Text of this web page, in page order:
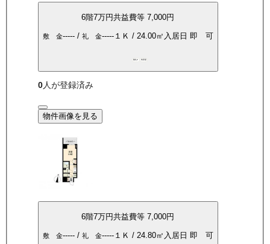
6階7万円共益費等 7,000円
敷 金-----/ 礼 金-----１Ｋ / 24.00㎡ 入居日 即 可
敷礼0 角部屋
0人が登録済み
物件画像を見る
6階7万円共益費等 7,000円
敷 金-----/ 礼 金-----１Ｋ / 24.80㎡ 入居日 即 可